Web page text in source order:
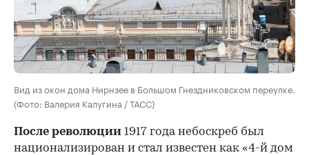
Вид из окон дома Нирнзее в Большом Гнездниковском переулке.
(Фото: Валерия Калугина / ТАСС)
После революции 1917 года небоскреб был
национализирован и стал известен как «4-й дом